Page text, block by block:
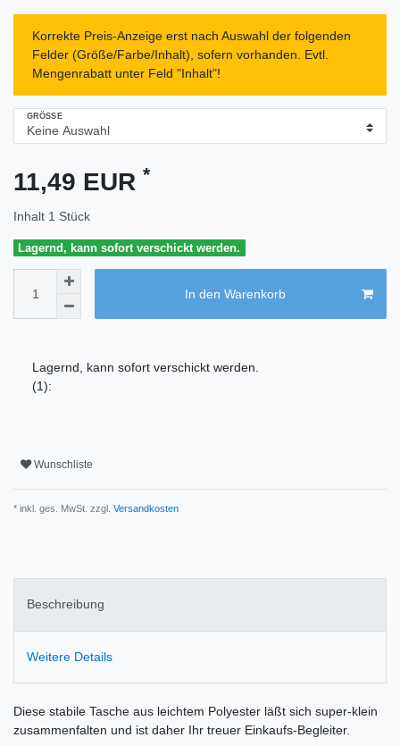
Korrekte Preis-Anzeige erst nach Auswahl der folgenden
Felder (Größe/Farbe/Inhalt), sofern vorhanden. Evtl.
Mengenrabatt unter Feld "Inhalt"!
GRÖSSE
11,49 EUR *
Inhalt 1 Stück
Lagernd, kann sofort verschickt werden.
In den Warenkorb
Lagernd, kann sofort verschickt werden.
(1):
Wunschliste
* inkl. ges. MwSt. zzgl. Versandkosten
Beschreibung
Weitere Details
Diese stabile Tasche aus leichtem Polyester läßt sich super-klein
zusammenfalten und ist daher Ihr treuer Einkaufs-Begleiter.